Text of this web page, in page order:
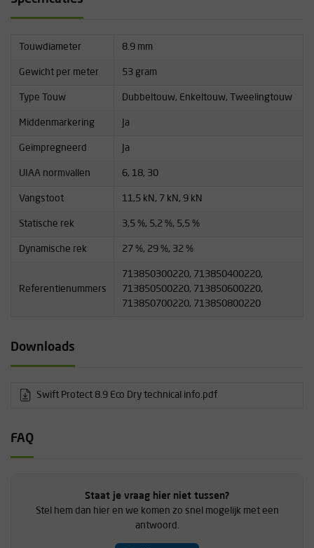
Gewicht [g / m]: 53,0
Statische rek [%]: 5,5 / 5,2 / 3,5
Touwdiameter 8.9 mm
Gewicht per meter 53 gram
Type Touw Dubbeltouw, Enkeltouw, Tweelingtouw
Middenmarkering Ja
Geïmpregneerd Ja
UIAA normvallen 6, 18, 30
Vangstoot 11,5 kN, 7 kN, 9 kN
Statische rek 3,5 %, 5,2 %, 5,5 %
Dynamische rek 27 %, 29 %, 32 %
Referentienummers
713850300220, 713850400220,
713850500220, 713850600220,
713850700220, 713850800220
Downloads
Swift Protect 8.9 Eco Dry technical info.pdf
FAQ
Staat je vraag hier niet tussen?
Stel hem dan hier en we komen zo snel mogelijk met een
antwoord.